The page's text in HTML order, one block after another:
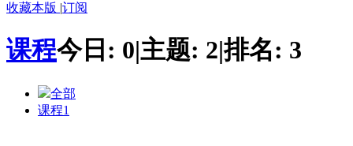
收藏本版 |订阅
课程今日: 0|主题: 2|排名: 3
全部
课程1